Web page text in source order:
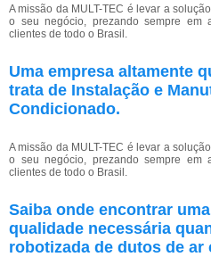
A missão da MULT-TEC é levar a
o seu negócio, prezando sempre em
clientes de todo o Brasil.
Uma empresa altamente
trata de Instalação e
Condicionado.
A missão da MULT-TEC é levar a
o seu negócio, prezando sempre em
clientes de todo o Brasil.
Saiba onde encontrar
qualidade necessária
robotizada de dutos de ar